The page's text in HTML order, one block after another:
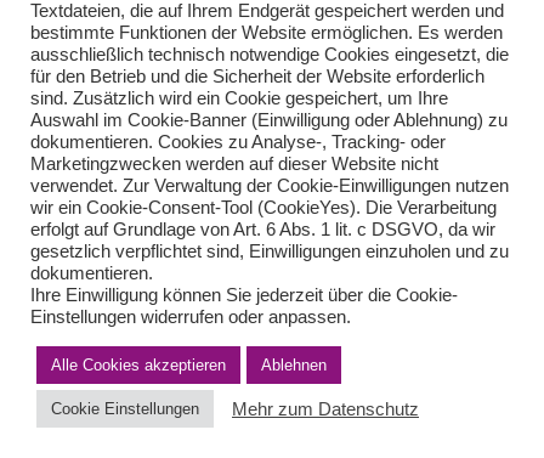
BMF: Entfernungspauschalen Anrufungsauskunft: Aufhebung
Teilen Sie diese Nachricht mit Ihren Freunden oder Kollegen
Kontakt
Textdateien, die auf Ihrem Endgerät gespeichert werden und
bestimmte Funktionen der Website ermöglichen. Es werden
ausschließlich technisch notwendige Cookies eingesetzt, die
für den Betrieb und die Sicherheit der Website erforderlich
sind. Zusätzlich wird ein Cookie gespeichert, um Ihre
Auswahl im Cookie-Banner (Einwilligung oder Ablehnung) zu
dokumentieren. Cookies zu Analyse-, Tracking- oder
Marketingzwecken werden auf dieser Website nicht
verwendet. Zur Verwaltung der Cookie-Einwilligungen nutzen
wir ein Cookie-Consent-Tool (CookieYes). Die Verarbeitung
erfolgt auf Grundlage von Art. 6 Abs. 1 lit. c DSGVO, da wir
gesetzlich verpflichtet sind, Einwilligungen einzuholen und zu
dokumentieren.
Ihre Einwilligung können Sie jederzeit über die Cookie-
Einstellungen widerrufen oder anpassen.
Alle Cookies akzeptieren Ablehnen
Cookie Einstellungen Mehr zum Datenschutz